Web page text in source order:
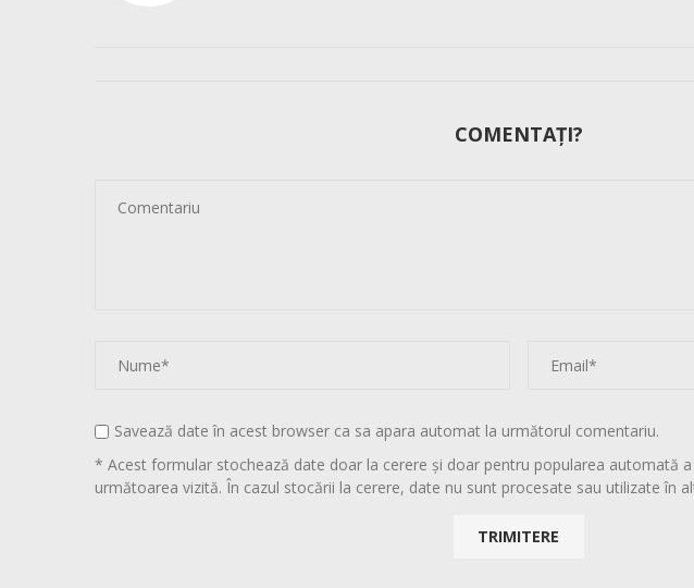
COMENTAȚI?
Savează date în acest browser ca sa apara automat la următorul comentariu.
* Acest formular stochează date doar la cerere și doar pentru popularea automată
următoarea vizită. În cazul stocării la cerere, date nu sunt procesate sau utilizate în